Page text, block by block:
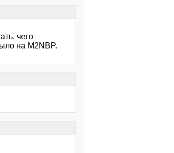
чего
на M2NBP.